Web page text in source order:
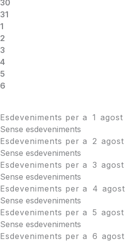
30
31
1
2
3
4
5
6
Esdeveniments per a 1 agost
Sense esdeveniments
Esdeveniments per a
2 agost
Sense esdeveniments
Esdeveniments per a 3 agost
Sense esdeveniments
Esdeveniments per a
4 agost
Sense esdeveniments
Esdeveniments per a 5 agost
Sense esdeveniments
Esdeveniments per a 6 agost